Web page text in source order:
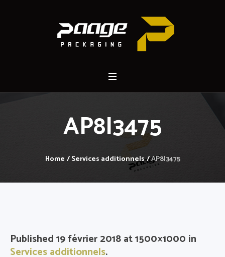
AP8I3475
Home /Services additionnels/AP8I3475
Published19 février 2018at 1500×1000 in
Services additionnels.